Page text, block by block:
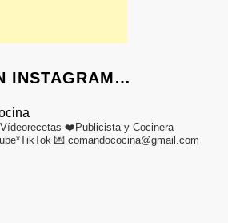
INSTAGRAM…
❤️Publicista y Cocinera
💌 comandococina@gmail.com